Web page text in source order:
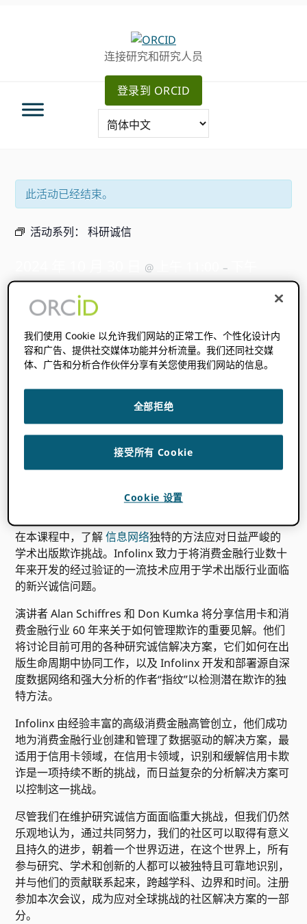
连接研究和研究人员
登录到 ORCID
此活动已经结束。
活动系列：科研诚信
@ –
12:00
开始时间在哪里你是
At ORCID，我们认为维护研究诚信的全球挑战需要社区
会系列，我们邀请了研究、网络安全等领域的思想领袖和
在本课程中，了解信息网络独特的方法应对日益严峻的
学术出版欺诈挑战。Infolinx 致力于将消费金融行业数十
年来开发的经过验证的一流技术应用于学术出版行业面临
的新兴诚信问题。
演讲者 Alan Schiffres 和 Don Kumka 将分享信用卡和消
费金融行业 60 年来关于如何管理欺诈的重要见解。他们
将讨论目前可用的各种研究诚信解决方案，它们如何在出
版生命周期中协同工作，以及 Infolinx 开发和部署源自深
度数据网络和强大分析的作者“指纹”以检测潜在欺诈的独
特方法。
Infolinx 由经验丰富的高级消费金融高管创立，他们成功
地为消费金融行业创建和管理了数据驱动的解决方案，最
适用于信用卡领域，在信用卡领域，识别和缓解信用卡欺
诈是一项持续不断的挑战，而日益复杂的分析解决方案可
以控制这一挑战。
尽管我们在维护研究诚信方面面临重大挑战，但我们仍然
乐观地认为，通过共同努力，我们的社区可以取得有意义
且持久的进步，朝着一个世界迈进，在这个世界上，所有
参与研究、学术和创新的人都可以被独特且可靠地识别，
并与他们的贡献联系起来，跨越学科、边界和时间。注册
参加本次会议，成为应对全球挑战的社区解决方案的一部
分。
我们使用 Cookie 以允许我们网站的正常工作、个性化设计内
容和广告、提供社交媒体功能并分析流量。我们还同社交媒
体、广告和分析合作伙伴分享有关您使用我们网站的信息。
全部拒绝
接受所有 Cookie
Cookie 设置